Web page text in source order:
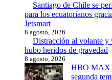
Santiago de Chile se
para los ecuatorianos
Jetsmart
8 agosto, 2026
Distracción al volante y
hubo heridos de gravedad
8 agosto, 2026
HBO MAX
segunda